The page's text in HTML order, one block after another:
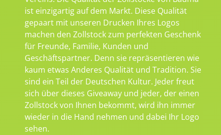
ist einzigartig auf dem Markt. Diese Qualität
gepaart mit unseren Drucken Ihres Logos
machen den Zollstock zum perfekten Geschenk
für Freunde, Familie, Kunden und
Geschäftspartner. Denn sie repräsentieren wie
kaum etwas Anderes Qualität und Tradition. Sie
sind ein Teil der Deutschen Kultur. Jeder freut
sich über dieses Giveaway und jeder, der einen
Zollstock von Ihnen bekommt, wird ihn immer
wieder in die Hand nehmen und dabei Ihr Logo
sehen.